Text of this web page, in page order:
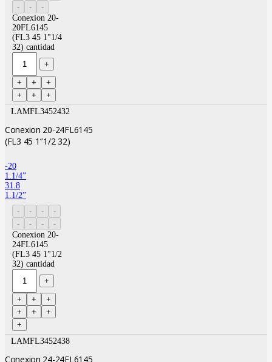
Conexion 20-
20FL6145
(FL3 45 1"1/4
32) cantidad
LAMFL3452432
Conexion 20-24FL6145
(FL3 45 1″1/2 32)
-20
1.1/4”
31.8
1.1/2”
Conexion 20-
24FL6145
(FL3 45 1"1/2
32) cantidad
LAMFL3452438
Conexion 24-24FL6145